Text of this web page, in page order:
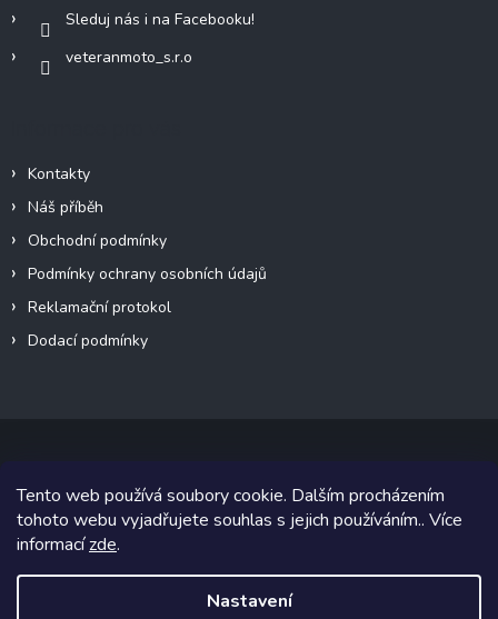
Tento web používá soubory cookie. Dalším procházením
tohoto webu vyjadřujete souhlas s jejich používáním.. Více
informacízde.
Nastavení
Sleduj nás i na Facebooku!
veteranmoto_s.r.o
Kontakty
Náš příběh
Obchodní podmínky
Podmínky ochrany osobních údajů
Reklamační protokol
Dodací podmínky
Copyright 2026VeteránMoto s.r.o.. Všechna práva vyhrazena.
Grafický návrh vytvořil a na Shoptet implementoval
Shoptetak.cz.